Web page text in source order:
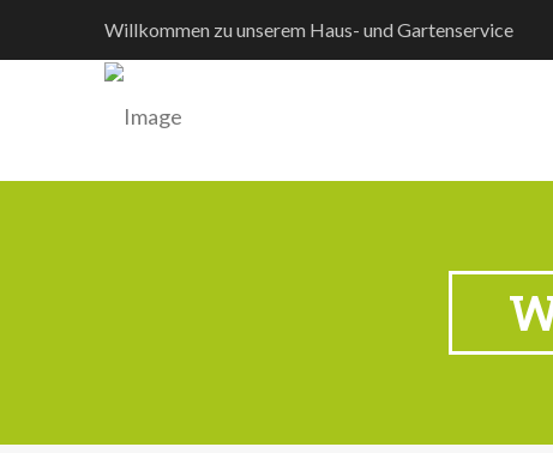
Willkommen zu unserem Haus- und Gartenservice